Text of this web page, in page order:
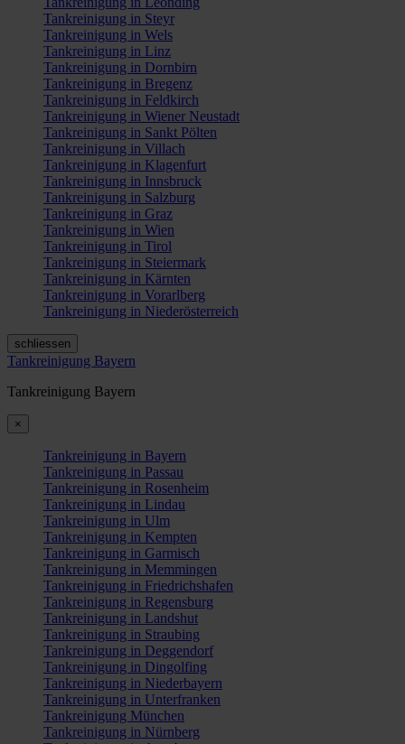
Tankreinigung in Steyr
Tankreinigung in Wels
Tankreinigung in Linz
Tankreinigung in Dornbirn
Tankreinigung in Bregenz
Tankreinigung in Feldkirch
Tankreinigung in Wiener Neustadt
Tankreinigung in Sankt Pölten
Tankreinigung in Villach
Tankreinigung in Klagenfurt
Tankreinigung in Innsbruck
Tankreinigung in Salzburg
Tankreinigung in Graz
Tankreinigung in Wien
Tankreinigung in Tirol
Tankreinigung in Steiermark
Tankreinigung in Kärnten
Tankreinigung in Vorarlberg
Tankreinigung in Niederösterreich
schliessen
Tankreinigung Bayern
Tankreinigung Bayern
×
Tankreinigung in Bayern
Tankreinigung in Passau
Tankreinigung in Rosenheim
Tankreinigung in Lindau
Tankreinigung in Ulm
Tankreinigung in Kempten
Tankreinigung in Garmisch
Tankreinigung in Memmingen
Tankreinigung in Friedrichshafen
Tankreinigung in Regensburg
Tankreinigung in Landshut
Tankreinigung in Straubing
Tankreinigung in Deggendorf
Tankreinigung in Dingolfing
Tankreinigung in Niederbayern
Tankreinigung in Unterfranken
Tankreinigung München
Tankreinigung in Nürnberg